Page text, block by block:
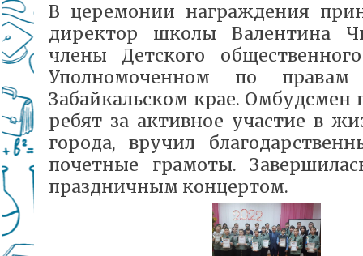
В церемонии награждения
директор школы Валентина
члены Детского
Уполномоченном по
Забайкальском крае. Омбудсмен
ребят за активное участие в
города, вручил
почетные грамоты.
праздничным концертом.